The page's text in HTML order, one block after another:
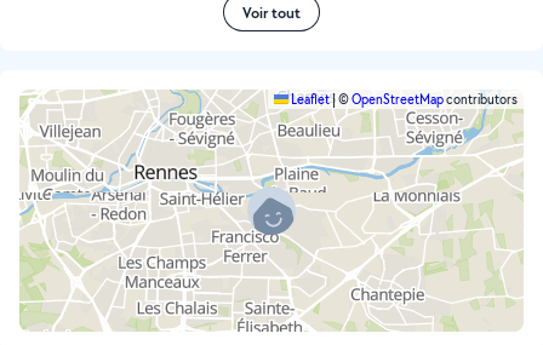
Voir tout
Leaflet|©OpenStreetMapcontributors